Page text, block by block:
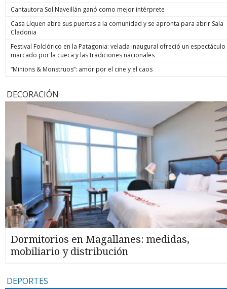
Cantautora Sol Naveillán ganó como mejor intérprete
Casa Líquen abre sus puertas a la comunidad y se apronta para abrir Sala
Cladonia
Festival Folclórico en la Patagonia: velada inaugural ofreció un espectáculo
marcado por la cueca y las tradiciones nacionales
“Minions & Monstruos”: amor por el cine y el caos
DECORACIÓN
Dormitorios en Magallanes: medidas,
mobiliario y distribución
DEPORTES